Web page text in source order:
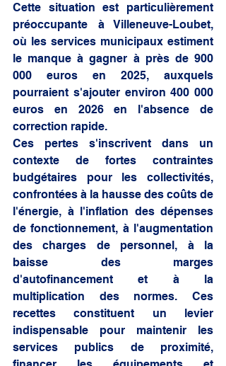
Cette situation est particulièrement
préoccupante à Villeneuve-Loubet,
où les services municipaux estiment
le manque à gagner à près de 900
000 euros en 2025, auxquels
pourraient s'ajouter environ 400 000
euros en 2026 en l'absence de
correction rapide.
Ces pertes s'inscrivent dans un
contexte de fortes contraintes
budgétaires pour les collectivités,
confrontées à la hausse des coûts de
l'énergie, à l'inflation des dépenses
de fonctionnement, à l'augmentation
des charges de personnel, à la
baisse des marges
d'autofinancement et à la
multiplication des normes. Ces
recettes constituent un levier
indispensable pour maintenir les
services publics de proximité,